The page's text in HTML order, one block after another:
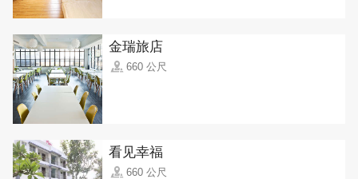
金瑞旅店
660 公尺
看见幸福
660 公尺